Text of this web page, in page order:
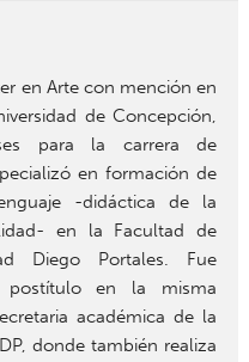
en Arte con mención en
de Concepción,
para la carrera de
en formación de
-didáctica de la
en la Facultad de
Diego Portales. Fue
postítulo en la misma
académica de la
donde también realiza